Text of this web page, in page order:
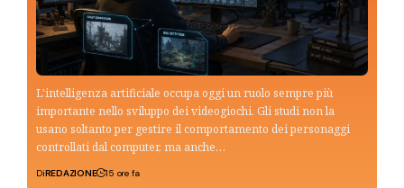
L'intelligenza artificiale occupa oggi un ruolo sempre più
importante nello sviluppo dei videogiochi. Gli studi non la
usano soltanto per gestire il comportamento dei personaggi
controllati dal computer, ma anche…
DiREDAZIONE 15 ore fa